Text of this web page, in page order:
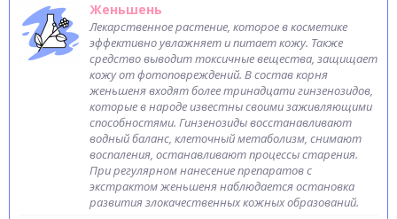
Женьшень
Лекарственное растение, которое в косметике
эффективно увлажняет и питает кожу. Также
средство выводит токсичные вещества, защищает
кожу от фотоповреждений. В состав корня
женьшеня входят более тринадцати гинзенозидов,
которые в народе известны своими заживляющими
способностями. Гинзенозиды восстанавливают
водный баланс, клеточный метаболизм, снимают
воспаления, останавливают процессы старения.
При регулярном нанесение препаратов с
экстрактом женьшеня наблюдается остановка
развития злокачественных кожных образований.